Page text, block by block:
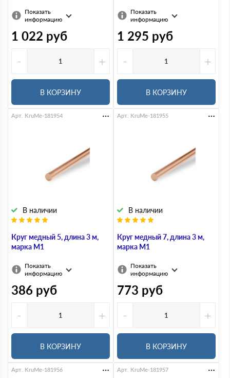
Показать
информацию
1 022 руб
-
+
В КОРЗИНУ
Показать
информацию
1 295 руб
-
+
В КОРЗИНУ
Круг медный 5, длина 3 м,
марка М1
В наличии
Арт. KruMe-181954
Показать
информацию
386 руб
-
+
В КОРЗИНУ
Круг медный 7, длина 3 м,
марка М1
В наличии
Арт. KruMe-181955
Показать
информацию
773 руб
-
+
В КОРЗИНУ
Арт. KruMe-181956 Арт. KruMe-181957